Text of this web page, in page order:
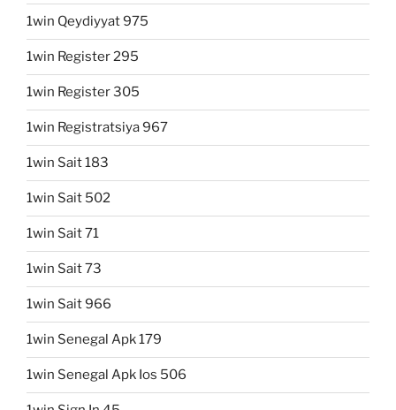
1win Qeydiyyat 975
1win Register 295
1win Register 305
1win Registratsiya 967
1win Sait 183
1win Sait 502
1win Sait 71
1win Sait 73
1win Sait 966
1win Senegal Apk 179
1win Senegal Apk Ios 506